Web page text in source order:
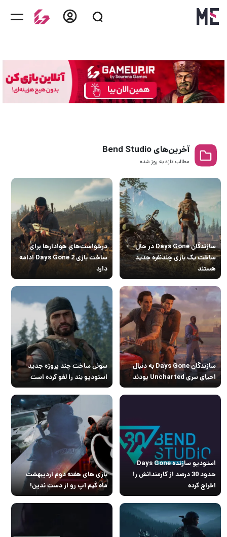
آخرین‌های Bend Studio
مطالب تازه به روز‌ شده
سازندگان Days Gone در حال
ساخت یک بازی چندنفره جدید
هستند
درخواست‌های هوادارها برای
ساخت بازی Days Gone 2 ادامه
دارد
سازندگان Days Gone به دنبال
احیای سری Uncharted بودند
سونی ساخت چند پروژه جدید
استودیو بند را لغو کرده است
استودیو سازنده Days Gone
حدود 30 درصد از کارمندانش را
اخراج کرده
بازی های هفته دوم اردیبهشت
ماه گیم آپ رو از دست ندین!